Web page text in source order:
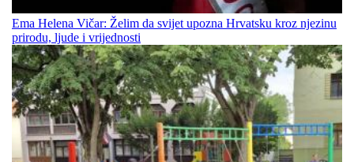
Ema Helena Vičar: Želim da svijet upozna Hrvatsku kroz njezinu
prirodu, ljude i vrijednosti